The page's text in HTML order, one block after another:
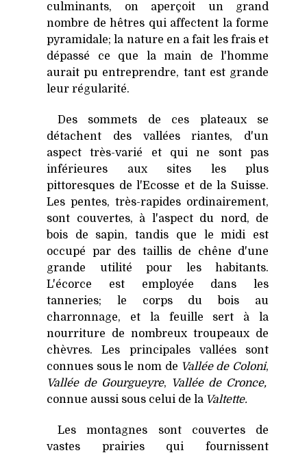
culminants, on aperçoit un grand
nombre de hêtres qui affectent la forme
pyramidale; la nature en a fait les frais et
dépassé ce que la main de l'homme
aurait pu entreprendre, tant est grande
leur régularité.
Des sommets de ces plateaux se
détachent des vallées riantes, d'un
aspect très-varié et qui ne sont pas
inférieures aux sites les plus
pittoresques de l'Ecosse et dela Suisse.
Les pentes, très-rapides ordinairement,
sont couvertes, à l'aspect du nord, de
bois de sapin, tandis que le midi est
occupé par des taillis de chêne d'une
grande utilité pour les habitants.
L'écorce est employée dans les
tanneries; le corps du bois au
charronnage, et la feuille sert à la
nourriture de nombreux troupeaux de
chèvres. Les principales vallées sont
connues sous le nom de Vallée de Coloni,
Vallée de Gourgueyre, Vallée de Cronce,
connue aussi sous celui de la Valtette.
Les montagnes sont couvertes de
vastes prairies qui fournissent